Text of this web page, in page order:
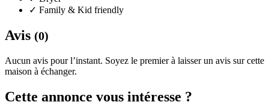
✓ Family & Kid friendly
Avis (0)
Aucun avis pour l’instant. Soyez le premier à laisser un avis sur cette
maison à échanger.
Cette annonce vous intéresse ?